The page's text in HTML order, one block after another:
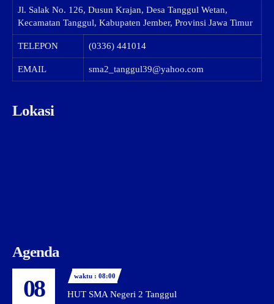
Jl. Salak No. 126, Dusun Krajan, Desa Tanggul Wetan,
Kecamatan Tanggul, Kabupaten Jember, Provinsi Jawa Timur
TELEPON (0336) 441014
EMAIL sma2_tanggul39@yahoo.com
Lokasi
Agenda
08 waktu : 08:00
HUT SMA Negeri 2 Tanggul